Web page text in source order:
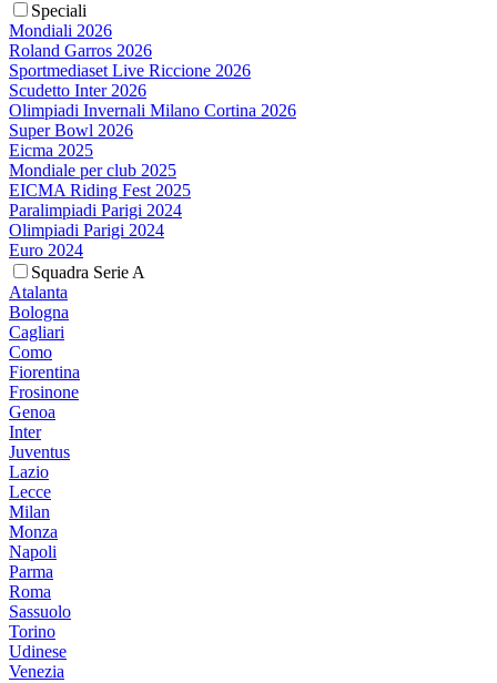
Speciali
Mondiali 2026
Roland Garros 2026
Sportmediaset Live Riccione 2026
Scudetto Inter 2026
Olimpiadi Invernali Milano Cortina 2026
Super Bowl 2026
Eicma 2025
Mondiale per club 2025
EICMA Riding Fest 2025
Paralimpiadi Parigi 2024
Olimpiadi Parigi 2024
Euro 2024
Squadra Serie A
Atalanta
Bologna
Cagliari
Como
Fiorentina
Frosinone
Genoa
Inter
Juventus
Lazio
Lecce
Milan
Monza
Napoli
Parma
Roma
Sassuolo
Torino
Udinese
Venezia